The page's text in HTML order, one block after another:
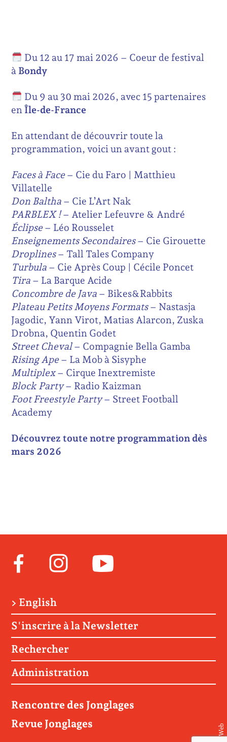
Du 12 au 17 mai 2026 – Coeur de festival
à Bondy
Du 9 au 30 mai 2026, avec 15 partenaires
enÎle-de-France
En attendant de découvrir toute la
programmation, voici un avant gout :
Faces à Face– Cie du Faro | Matthieu
Villatelle
Don Baltha – Cie L’Art Nak
PARBLEX !– Atelier Lefeuvre & André
Éclipse– Léo Rousselet
Enseignements Secondaires– Cie Girouette
Droplines– Tall Tales Company
Turbula – Cie Après Coup | Cécile Poncet
Tira – La Barque Acide
Concombre de Java – Bikes&Rabbits
Plateau Petits Moyens Formats– Nastasja
Jagodic, Yann Virot, Matias Alarcon, Zuska
Drobna, Quentin Godet
Street Cheval– Compagnie Bella Gamba
Rising Ape– La Mob à Sisyphe
Multiplex– Cirque Inextremiste
Block Party– Radio Kaizman
Foot Freestyle Party– Street Football
Academy
Découvrez toute notre programmation dès
mars 2026
Facebook
Instagram
> English
S'inscrire à la Newsletter
Rechercher
Administration
Rencontre des Jonglages
Revue Jonglages